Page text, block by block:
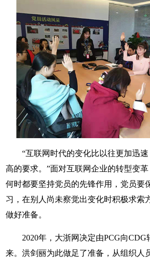
“互联网时代的变化比以往更加迅
高的要求。”面对互联网企业的转型变
何时都要坚持党员的先锋作用，党员要
习，在别人尚未察觉出变化时积极求索
做好准备。
2020年，大浙网决定由PCG向CDG
来。洪剑丽为此做足了准备，从组织人